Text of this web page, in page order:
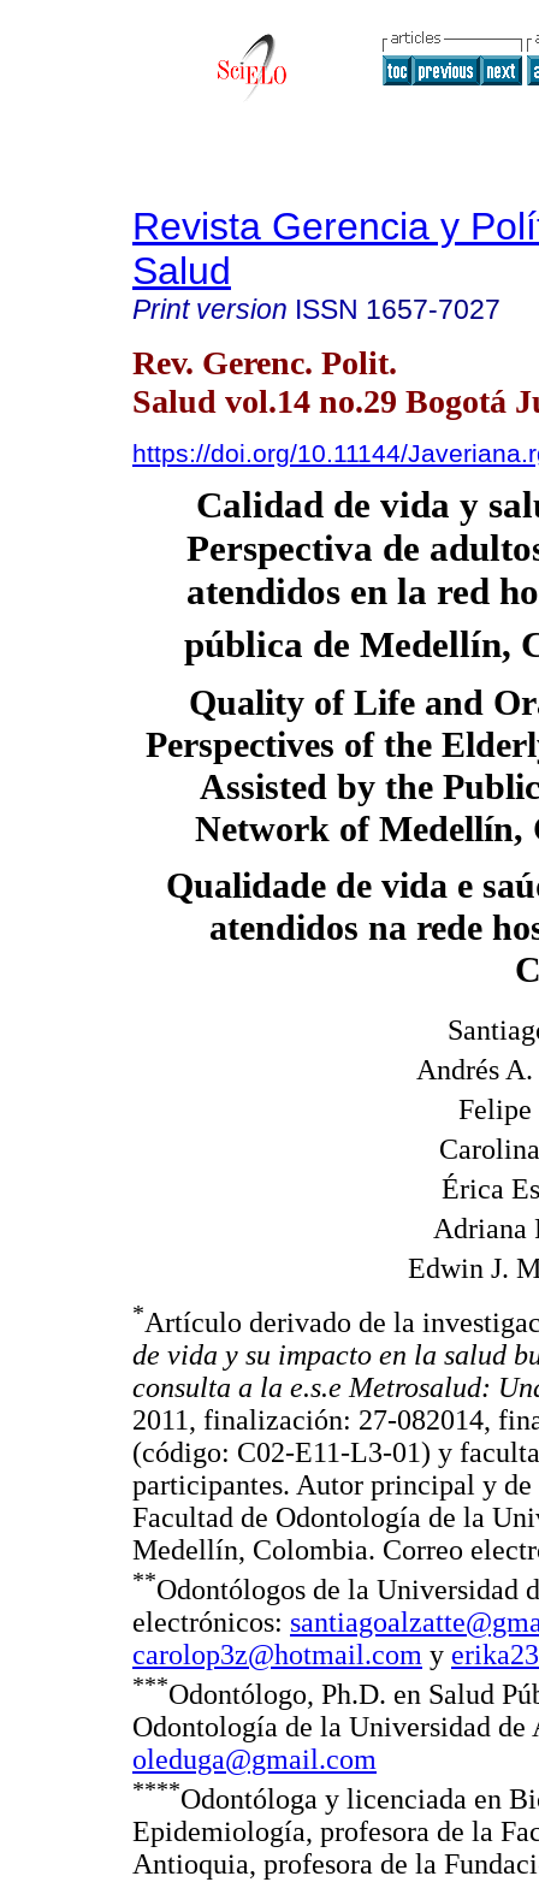
Revista Gerencia y
Salud
Print version ISSN 1657-7027
Rev. Gerenc. Polit.
Salud vol.14 no.29 Bogotá
https://doi.org/10.11144/
Calidad de vida y
Perspectiva de
atendidos en la red
pública de Medellín,
Quality of Life and
Perspectives of the
Assisted by the
Network of Medellín,
Qualidade de vida e
atendidos na rede
Andrés
Felipe
Érica
Adriana
Edwin J.
*Artículo derivado de la
de vida y su impacto en la salud
consulta a la e.s.e Metrosalud:
2011, finalización: 27-082014,
(código: C02-E11-L3-01) y
participantes. Autor principal y
Facultad de Odontología de la
Medellín, Colombia. Correo
**Odontólogos de la Universidad
electrónicos:
carolop3z@hotmail.com y
***Odontólogo, Ph.D. en Salud
Odontología de la Universidad
oleduga@gmail.com
****Odontóloga y licenciada en
Epidemiología, profesora de la
Antioquia, profesora de la